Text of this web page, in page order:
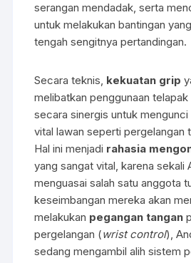
serangan mendadak, serta
untuk melakukan bantingan
tengah sengitnya pertandingan.
Secara teknis, kekuatan grip
melibatkan penggunaan telapak
secara sinergis untuk mengunci
vital lawan seperti pergelangan
Hal ini menjadi rahasia
yang sangat vital, karena sekali
menguasai salah satu anggota
keseimbangan mereka akan
melakukan pegangan tangan
pergelangan (wrist control),
sedang mengambil alih sistem